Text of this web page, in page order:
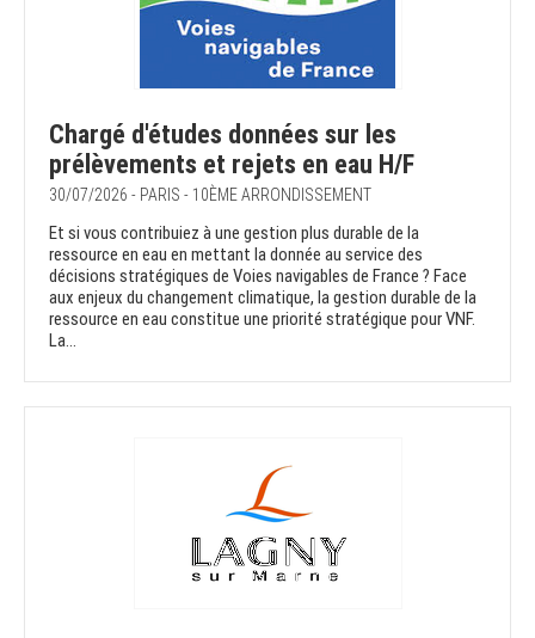
Chargé d'études données sur les
prélèvements et rejets en eau H/F
30/07/2026 - PARIS - 10ÈME ARRONDISSEMENT
Et si vous contribuiez à une gestion plus durable de la
ressource en eau en mettant la donnée au service des
décisions stratégiques de Voies navigables de France ? Face
aux enjeux du changement climatique, la gestion durable de la
ressource en eau constitue une priorité stratégique pour VNF.
La...